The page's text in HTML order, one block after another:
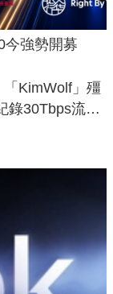
今強勢開募
KimWolf」殭
錄30Tbps流量